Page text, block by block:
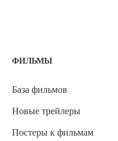
ФИЛЬМЫ
База фильмов
Новые трейлеры
Постеры к фильмам